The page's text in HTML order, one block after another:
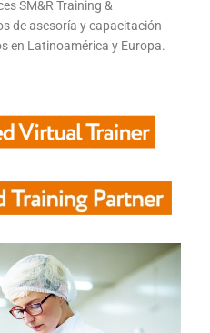
SM&R Training &
de asesoría y capacitación
en Latinoamérica y Europa.